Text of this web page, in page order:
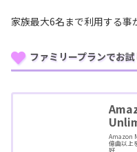
家族最大6名まで利用する事
ファミリープランでお試
Amazon
億曲以上